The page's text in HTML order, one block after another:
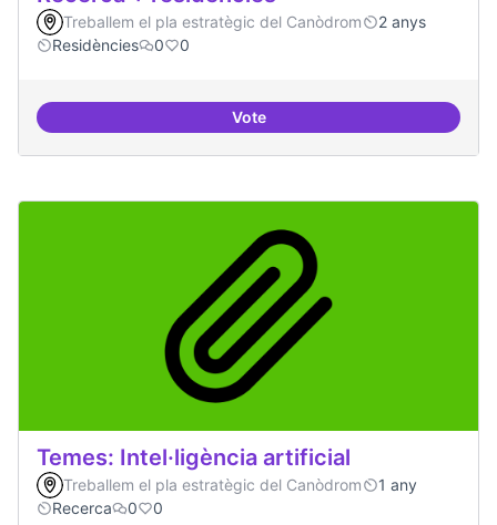
Treballem el pla estratègic del Canòdrom
2 anys
Residències
0 0
VoteRecerca + residències
Temes: Intel·ligència artificial
Treballem el pla estratègic del Canòdrom
1 any
Recerca
0 0